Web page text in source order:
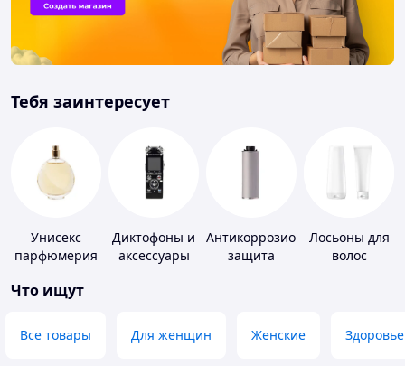
Тебя заинтересует
Унисекс
парфюмерия
Диктофоны и
аксессуары
Антикоррозионная
защита
Лосьоны для
волос
Что ищут
Все товары Для женщин Женские Здоровье